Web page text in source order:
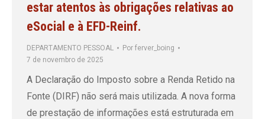
estar atentos às obrigações relativas ao
eSocial e à EFD-Reinf.
DEPARTAMENTO PESSOAL Por ferver_boing
7 de novembro de 2025
A Declaração do Imposto sobre a Renda Retido na
Fonte (DIRF) não será mais utilizada. A nova forma
de prestação de informações está estruturada em